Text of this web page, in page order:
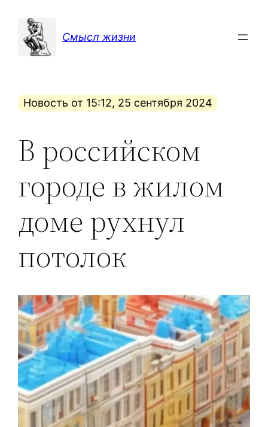
содержимому
Смысл жизни
Новость от 15:12, 25 сентября 2024
В российском
городе в жилом
доме рухнул
потолок